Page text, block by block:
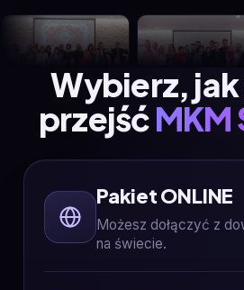
Wybierz,
przejśćMKM
Pakiet ONLINE
Możesz dołączyć z
na świecie.